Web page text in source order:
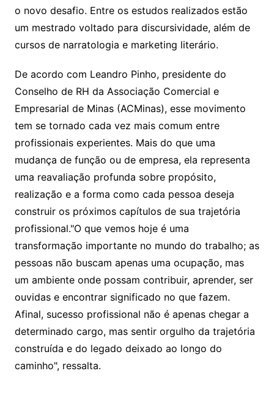
o novo desafio. Entre os estudos realizados estão
um mestrado voltado para discursividade, além de
cursos de narratologia e marketing literário.
De acordo com Leandro Pinho, presidente do
Conselho de RH da Associação Comercial e
Empresarial de Minas (ACMinas), esse movimento
tem se tornado cada vez mais comum entre
profissionais experientes. Mais do que uma
mudança de função ou de empresa, ela representa
uma reavaliação profunda sobre propósito,
realização e a forma como cada pessoa deseja
construir os próximos capítulos de sua trajetória
profissional."O que vemos hoje é uma
transformação importante no mundo do trabalho; as
pessoas não buscam apenas uma ocupação, mas
um ambiente onde possam contribuir, aprender, ser
ouvidas e encontrar significado no que fazem.
Afinal, sucesso profissional não é apenas chegar a
determinado cargo, mas sentir orgulho da trajetória
construída e do legado deixado ao longo do
caminho", ressalta.